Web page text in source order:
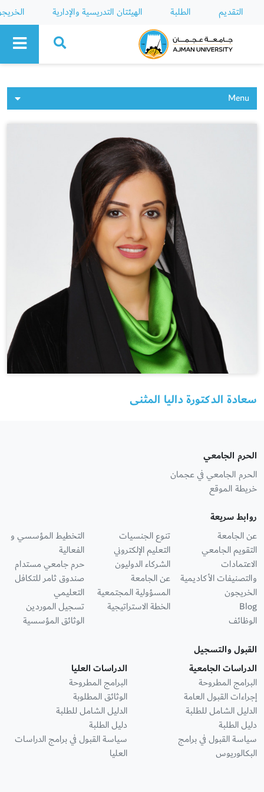
التقديم الطلبة الهيئتان التدريسية والإدارية
Ajman University
Menu
سعادة الدكتورة داليا المثنى
الحرم الجامعي
الحرم الجامعي في عجمان
خريطة الموقع
روابط سريعة
عن الجامعة
التقويم الجامعي
الاعتمادات
والتصنيفات الأكاديمية
الخريجون
Blog
الوظائف
تنوع الجنسيات
التعليم الإلكتروني
الشركاء الدوليون
عن الجامعة
المسؤولية المجتمعية
الخطة الاستراتيجية
التخطيط المؤسسي و
الفعالية
حرم جامعي مستدام
صندوق ثامر للتكافل
التعليمي
تسجيل الموردين
الوثائق المؤسسية
القبول والتسجيل
الدراسات الجامعية
البرامج المطروحة
إجراءات القبول العامة
الدليل الشامل للطلبة
دليل الطلبة
سياسة القبول في برامج
البكالوريوس
الدراسات العليا
البرامج المطروحة
الوثائق المطلوبة
الدليل الشامل للطلبة
دليل الطلبة
سياسة القبول في برامج الدراسات
العليا